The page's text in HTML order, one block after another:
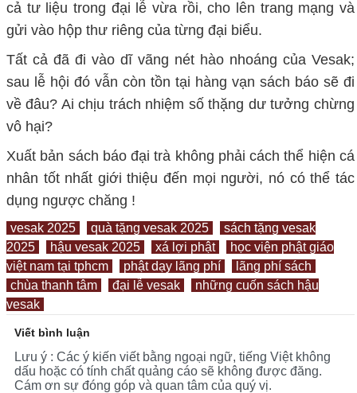
cả tư liệu trong đại lễ vừa rồi, cho lên trang mạng và
gửi vào hộp thư riêng của từng đại biểu.
Tất cả đã đi vào dĩ vãng nét hào nhoáng của Vesak;
sau lễ hội đó vẫn còn tồn tại hàng vạn sách báo sẽ đi
về đâu? Ai chịu trách nhiệm số thặng dư tưởng chừng
vô hại?
Xuất bản sách báo đại trà không phải cách thể hiện cá
nhân tốt nhất giới thiệu đến mọi người, nó có thể tác
dụng ngược chăng !
vesak 2025 quà tặng vesak 2025
sách tặng vesak
2025
hậu vesak 2025 xá lợi phật
học viện phật giáo
việt nam tại tphcm
phật dạy lãng phí
lãng phí sách
chùa thanh tâm
đại lễ vesak
những cuốn sách hậu
vesak
Viết bình luận
Lưu ý : Các ý kiến viết bằng ngoại ngữ, tiếng Việt không
dấu hoặc có tính chất quảng cáo sẽ không được đăng.
Cám ơn sự đóng góp và quan tâm của quý vị.